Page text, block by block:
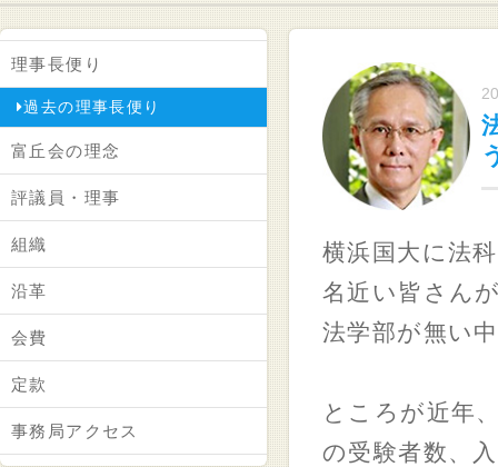
理事長便り
過去の理事長便り
富丘会の理念
評議員・理事
組織
沿革
会費
定款
事務局アクセス
横浜国大に法
名近い皆さん
法学部が無い
ところが近年
の受験者数、